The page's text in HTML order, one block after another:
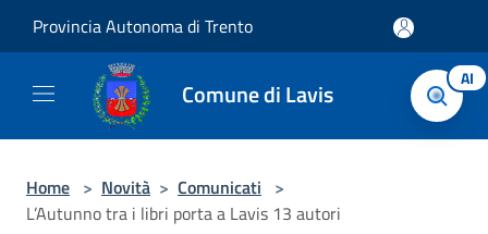
Provincia Autonoma di Trento
Comune di Lavis AI
Home > Novità > Comunicati >
L’Autunno tra i libri porta a Lavis 13 autori